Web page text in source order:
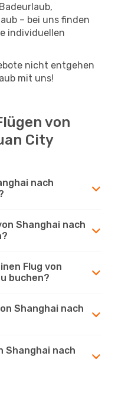
– bei uns finden
individuellen
nicht entgehen
mit uns!
von
City
nach
Shanghai nach
Flug von
buchen?
Shanghai nach
Shanghai nach